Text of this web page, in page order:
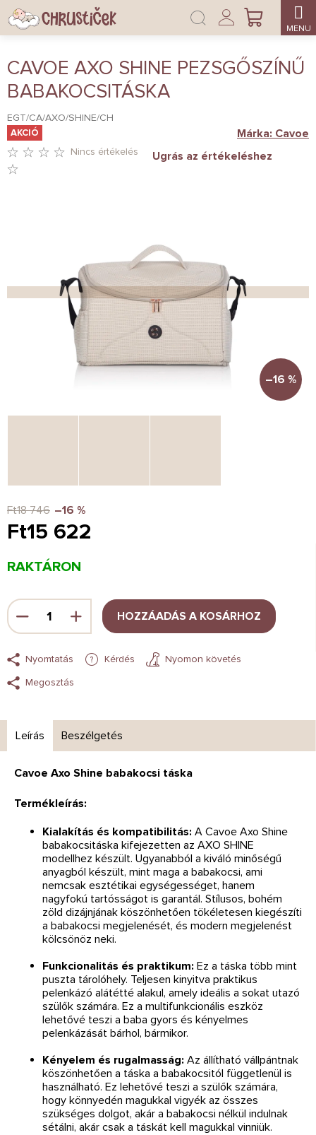
Ugrás
fő
KOSÁR
Bejelentkezés
CAVOE AXO SHINE PEZSGŐSZÍNŰ
BABAKOCSITÁSKA
EGT/CA/AXO/SHINE/CH
AKCIÓ
CSILLAG.
Nincs értékelés Ugrás az értékeléshez
Márka: Cavoe
–16 %
Ft18 746 –16 %
Ft15 622
Egységár:
RAKTÁRON
HOZZÁADÁS A KOSÁRHOZ
Nyomtatás Kérdés
Nyomon követés
Megosztás
Leírás Beszélgetés
Cavoe Axo Shine babakocsi táska
Termékleírás:
Kialakítás és kompatibilitás: A Cavoe Axo Shine
babakocsitáska kifejezetten az AXO SHINE
modellhez készült. Ugyanabból a kiváló minőségű
anyagból készült, mint maga a babakocsi, ami
nemcsak esztétikai egységességet, hanem
nagyfokú tartósságot is garantál. Stílusos, bohém
zöld dizájnjának köszönhetően tökéletesen kiegészíti
a babakocsi megjelenését, és modern megjelenést
kölcsönöz neki.
Funkcionalitás és praktikum: Ez a táska több mint
puszta tárolóhely. Teljesen kinyitva praktikus
pelenkázó alátétté alakul, amely ideális a sokat utazó
szülők számára. Ez a multifunkcionális eszköz
lehetővé teszi a baba gyors és kényelmes
pelenkázását bárhol, bármikor.
Kényelem és rugalmasság: Az állítható vállpántnak
köszönhetően a táska a babakocsitól függetlenül is
használható. Ez lehetővé teszi a szülők számára,
hogy könnyedén magukkal vigyék az összes
szükséges dolgot, akár a babakocsi nélkül indulnak
sétálni, akár csak a táskát kell magukkal vinniük.